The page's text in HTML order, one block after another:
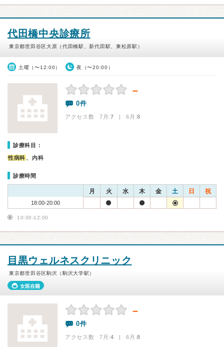
代田橋中央診療所
東京都世田谷区大原（代田橋駅、新代田駅、東松原駅）
土曜（〜12:00） 夜（〜20:00）
－
0件
アクセス数 7月:7 | 6月:8
診療科目：
性病科 、内科
診療時間
月 火 水 木 金 土 日 祝
18:00-20:00
10:00-12:00
目黒ウェルネスクリニック
東京都世田谷区駒沢（駒沢大学駅）
女医在籍
－
0件
アクセス数 7月:4 | 6月:8